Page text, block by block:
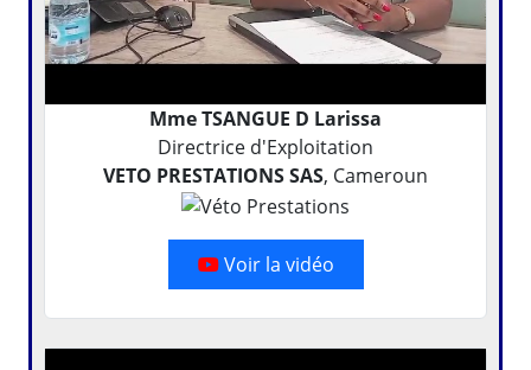
Mme TSANGUE D Larissa
Directrice d'Exploitation
VETO PRESTATIONS SAS, Cameroun
Voir la vidéo